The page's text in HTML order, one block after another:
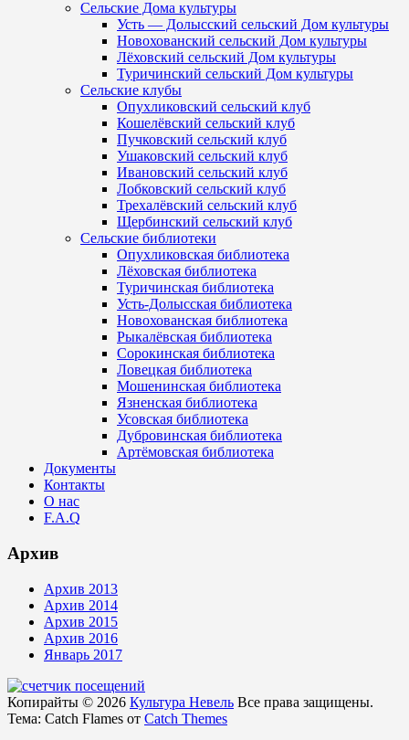
Сельские Дома культуры
Усть — Долысский сельский Дом культуры
Новохованский сельский Дом культуры
Лёховский сельский Дом культуры
Туричинский сельский Дом культуры
Сельские клубы
Опухликовский сельский клуб
Кошелёвский сельский клуб
Пучковский сельский клуб
Ушаковский сельский клуб
Ивановский сельский клуб
Лобковский сельский клуб
Трехалёвский сельский клуб
Щербинский сельский клуб
Сельские библиотеки
Опухликовская библиотека
Лёховская библиотека
Туричинская библиотека
Усть-Долысская библиотека
Новохованская библиотека
Рыкалёвская библиотека
Сорокинская библиотека
Ловецкая библиотека
Мошенинская библиотека
Язненская библиотека
Усовская библиотека
Дубровинская библиотека
Артёмовская библиотека
Документы
Контакты
О нас
F.A.Q
Архив
Архив 2013
Архив 2014
Архив 2015
Архив 2016
Январь 2017
Копирайты © 2026 Культура Невель Все права защищены.
Тема: Catch Flames от Catch Themes